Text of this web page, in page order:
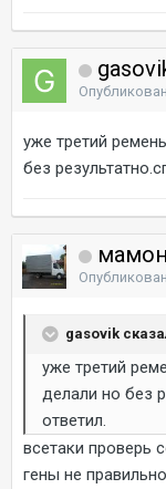
уже третий
без
gasovik
уже третий
делали но без
ответил.
всетаки проверь
гены не